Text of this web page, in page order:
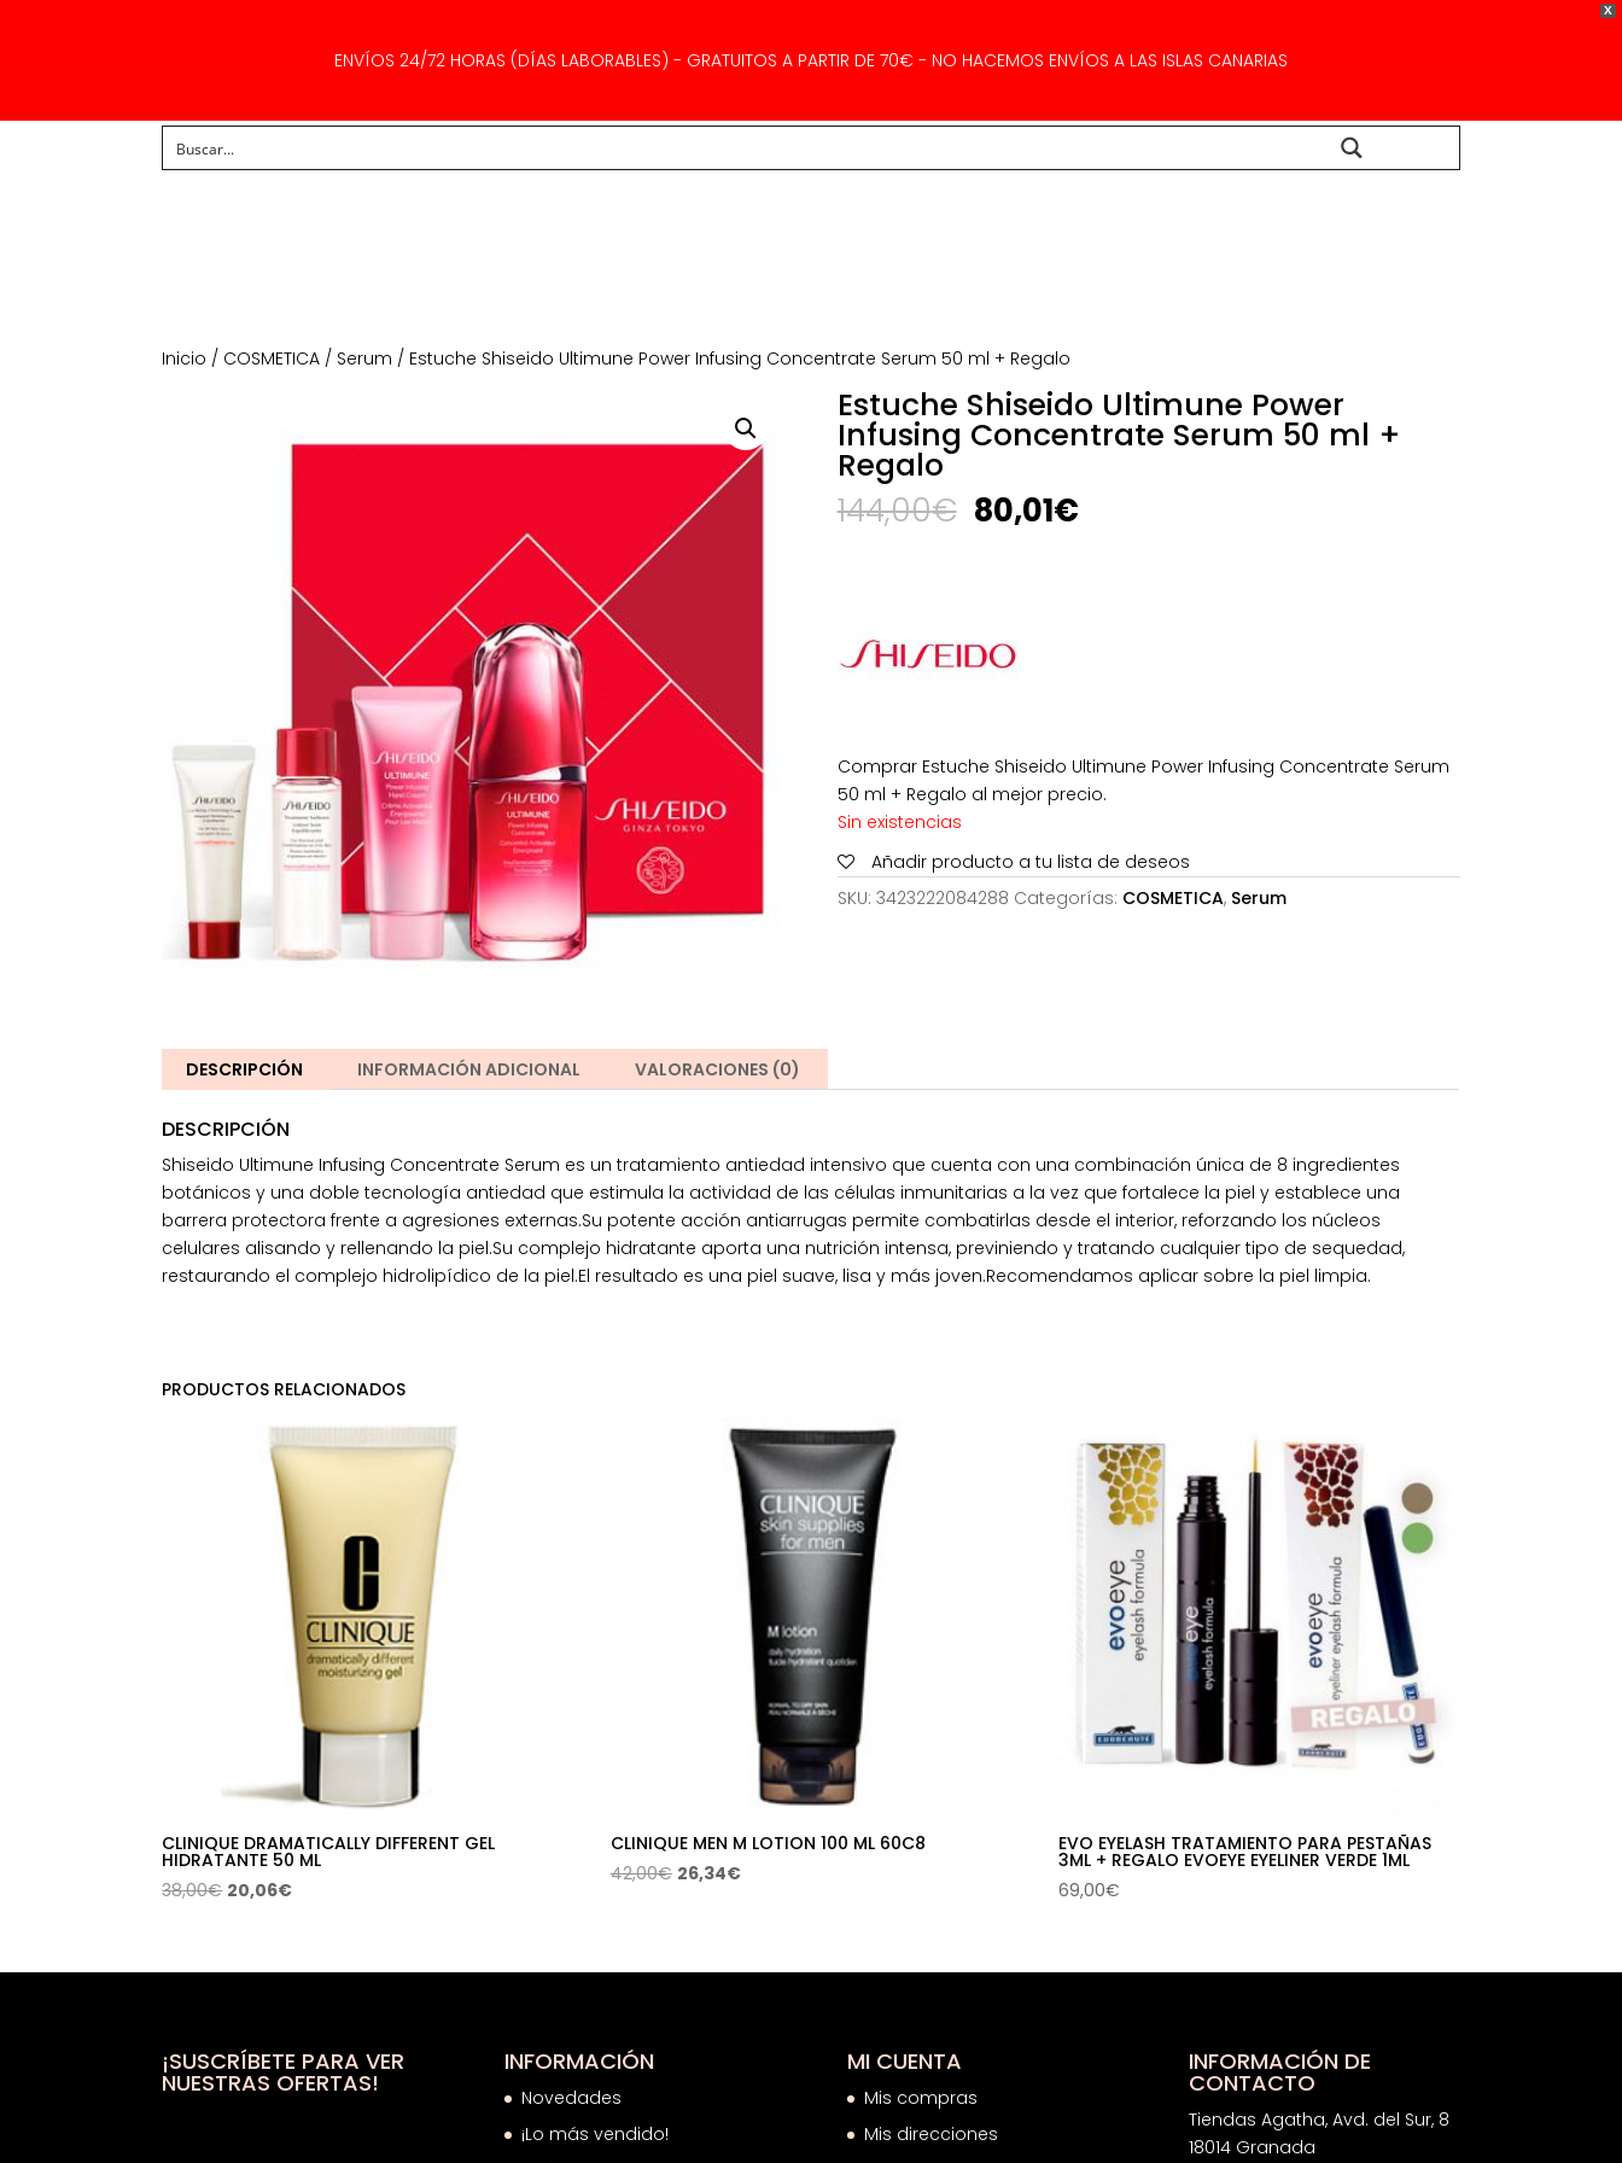
X
ENVÍOS 24/72 HORAS (DÍAS LABORABLES) - GRATUITOS A PARTIR DE 70€ - NO HACEMOS ENVÍOS A LAS ISLAS CANARIAS
Inicio / COSMETICA / Serum / Estuche Shiseido Ultimune Power Infusing Concentrate Serum 50 ml + Regalo
Estuche Shiseido Ultimune Power
Infusing Concentrate Serum 50 ml +
Regalo
144,00€ El
precio
80,01€El
Comprar Estuche Shiseido Ultimune Power Infusing Concentrate Serum
50 ml + Regalo al mejor precio.
Sin existencias
Añadir producto a tu lista de deseos
SKU: 3423222084288 Categorías: COSMETICA, Serum
DESCRIPCIÓN INFORMACIÓN ADICIONAL VALORACIONES (0)
DESCRIPCIÓN
Shiseido Ultimune Infusing Concentrate Serum es un tratamiento antiedad intensivo que cuenta con una combinación única de 8 ingredientes
botánicos y una doble tecnología antiedad que estimula la actividad de las células inmunitarias a la vez que fortalece la piel y establece una
barrera protectora frente a agresiones externas.Su potente acción antiarrugas permite combatirlas desde el interior, reforzando los núcleos
celulares alisando y rellenando la piel.Su complejo hidratante aporta una nutrición intensa, previniendo y tratando cualquier tipo de sequedad,
restaurando el complejo hidrolipídico de la piel.El resultado es una piel suave, lisa y más joven.Recomendamos aplicar sobre la piel limpia.
PRODUCTOS RELACIONADOS
CLINIQUE DRAMATICALLY DIFFERENT GEL
HIDRATANTE 50 ML
38,00€ El
era:
20,06€El
es:
CLINIQUE MEN M LOTION 100 ML 60C8
42,00€ El
26,34€El
EVO EYELASH TRATAMIENTO PARA PESTAÑAS
3ML + REGALO EVOEYE EYELINER VERDE 1ML
69,00€
¡SUSCRÍBETE PARA VER
NUESTRAS OFERTAS!
INFORMACIÓN
Novedades
¡Lo más vendido!
MI CUENTA
Mis compras
Mis direcciones
INFORMACIÓN DE
CONTACTO
Tiendas Agatha, Avd. del Sur, 8
18014 Granada